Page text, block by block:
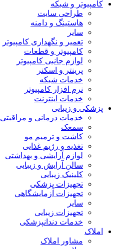
کامپیوتر و شبکه
طراحی سایت
هاستینگ و دامنه
سایر
تعمیر و نگهداری کامپیوتر
کامپیوتر و قطعات
لوازم جانبی کامپیوتر
پرینتر و اسکنر
خدمات شبکه
نرم افزار کامپیوتر
خدمات اینترنت
پزشکی و زیبایی
خدمات درمانی و مراقبتی
سمعک
کاشت و ترمیم مو
تغذیه و رژیم غذایی
لوازم آرایشی و بهداشتی
سالن آرایش و زیبایی
کلینیک زیبایی
تجهیزات پزشکی
تجهیزات آزمایشگاهی
سایر
تجهیزات زیبایی
خدمات دندانپزشکی
املاک
مشاور املاک